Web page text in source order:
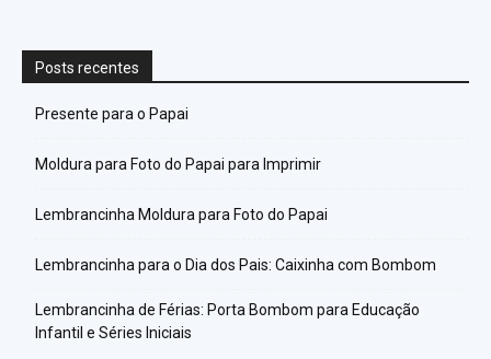
Posts recentes
Presente para o Papai
Moldura para Foto do Papai para Imprimir
Lembrancinha Moldura para Foto do Papai
Lembrancinha para o Dia dos Pais: Caixinha com Bombom
Lembrancinha de Férias: Porta Bombom para Educação
Infantil e Séries Iniciais